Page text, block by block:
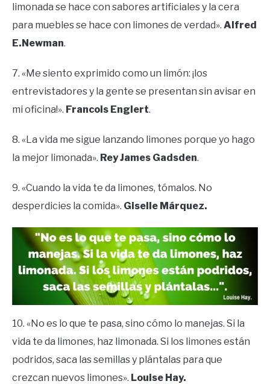
limonada se hace con sabores artificiales y la cera
para muebles se hace con limones de verdad». Alfred
E.Newman.
7. «Me siento exprimido como un limón: ¡los
entrevistadores y la gente se presentan sin avisar en
mi oficina!». Francois Englert.
8. «La vida me sigue lanzando limones porque yo hago
la mejor limonada». Rey James Gadsden.
9. «Cuando la vida te da limones, tómalos. No
desperdicies la comida». Giselle Márquez.
10. «No es lo que te pasa, sino cómo lo manejas. Si la
vida te da limones, haz limonada. Si los limones están
podridos, saca las semillas y plántalas para que
crezcan nuevos limones». Louise Hay.